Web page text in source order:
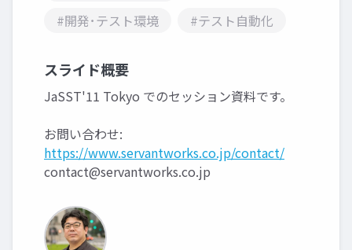
#開発･テスト環境
#テスト自動化
スライド概要
JaSST'11 Tokyo でのセッション資料です。
お問い合わせ:
https://www.servantworks.co.jp/contact/
contact@servantworks.co.jp